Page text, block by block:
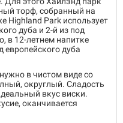
торф, собранный на
Highland Park использует
дуба и 2-й из под
в 12-летнем напитке
европейского дуба
в чистом виде со
округлый. Сладость
вкус виски.
оканчивается